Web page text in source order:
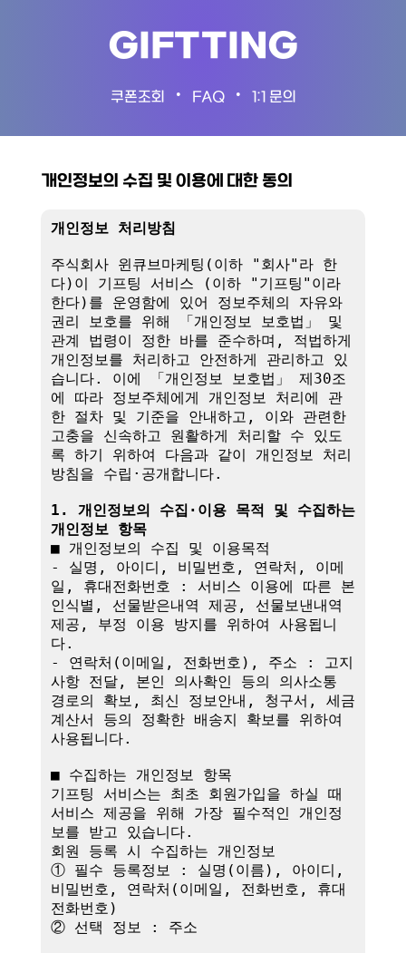
GIFTTING
쿠폰조회 • FAQ • 1:1 문의
개인정보의 수집 및 이용에 대한 동의
개인정보 처리방침
주식회사 윈큐브마케팅(이하 "회사"라 한
다)이 기프팅 서비스 (이하 "기프팅"이라
한다)를 운영함에 있어 정보주체의 자유와
권리 보호를 위해 「개인정보 보호법」 및
관계 법령이 정한 바를 준수하며, 적법하게
개인정보를 처리하고 안전하게 관리하고 있
습니다. 이에 「개인정보 보호법」 제30조
에 따라 정보주체에게 개인정보 처리에 관
한 절차 및 기준을 안내하고, 이와 관련한
고충을 신속하고 원활하게 처리할 수 있도
록 하기 위하여 다음과 같이 개인정보 처리
방침을 수립·공개합니다.
1. 개인정보의 수집·이용 목적 및 수집하는
개인정보 항목
■ 개인정보의 수집 및 이용목적
- 실명, 아이디, 비밀번호, 연락처, 이메
일, 휴대전화번호 : 서비스 이용에 따른 본
인식별, 선물받은내역 제공, 선물보낸내역
제공, 부정 이용 방지를 위하여 사용됩니
다.
- 연락처(이메일, 전화번호), 주소 : 고지
사항 전달, 본인 의사확인 등의 의사소통
경로의 확보, 최신 정보안내, 청구서, 세금
계산서 등의 정확한 배송지 확보를 위하여
사용됩니다.
■ 수집하는 개인정보 항목
기프팅 서비스는 최초 회원가입을 하실 때
서비스 제공을 위해 가장 필수적인 개인정
보를 받고 있습니다.
회원 등록 시 수집하는 개인정보
① 필수 등록정보 : 실명(이름), 아이디,
비밀번호, 연락처(이메일, 전화번호, 휴대
전화번호)
② 선택 정보 : 주소